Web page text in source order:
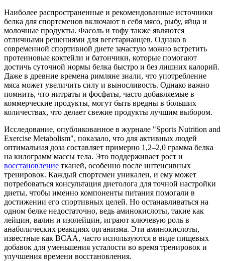
Наиболее распространенные и рекомендованные источники
белка для спортсменов включают в себя мясо, рыбу, яйца и
молочные продукты. Фасоль и тофу также являются
отличными решениями для вегетарианцев. Однако в
современной спортивной диете зачастую можно встретить
протеиновые коктейли и батончики, которые помогают
достичь суточной нормы белка быстро и без лишних калорий.
Даже в древние времена римляне знали, что употребление
мяса может увеличить силу и выносливость. Однако важно
помнить, что нитраты и фосфаты, часто добавляемые в
коммерческие продукты, могут быть вредны в больших
количествах, что делает свежие продукты лучшим выбором.
Исследование, опубликованное в журнале "Sports Nutrition and
Exercise Metabolism", показало, что для активных людей
оптимальная доза составляет примерно 1,2–2,0 грамма белка
на килограмм массы тела. Это поддерживает рост и
восстановление тканей, особенно после интенсивных
тренировок. Каждый спортсмен уникален, и ему может
потребоваться консультация диетолога для точной настройки
диеты, чтобы именно компоненты питания помогали в
достижении его спортивных целей. Но останавливаться на
одном белке недостаточно, ведь аминокислоты, такие как
лейцин, валин и изолейцин, играют ключевую роль в
анаболических реакциях организма. Эти аминокислоты,
известные как BCAA, часто используются в виде пищевых
добавок для уменьшения усталости во время тренировок и
улучшения времени восстановления.